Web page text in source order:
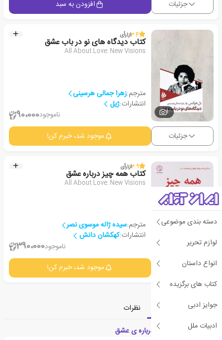
دسته بندی موضوعی
لوازم تحریر
انواع داستان
کتاب های برگزیده
جوایز ادبی
ادبیات ملل
جزئیات افزودن به سبد
1
3.4از1رأی
کتاب دیدگاه های نو در باب عشق
All About Love: New Visions
مترجم:زهرا جمالی هرسینی
انتشارات:ژیل
ناموجود90،000
جزئیات موجود شد، خبرم کن!
3.9از1رأی
کتاب همه چیز درباره عشق
All About Love: New Visions
مترجم:سیده ژاله موسوی نصر
انتشارات:کهکشان دانش
ناموجود390،000
جزئیات موجود شد، خبرم کن!
معرفی دسته‌بندی
نظرات
معرفی کتاب همه چیز درباره ی عشق